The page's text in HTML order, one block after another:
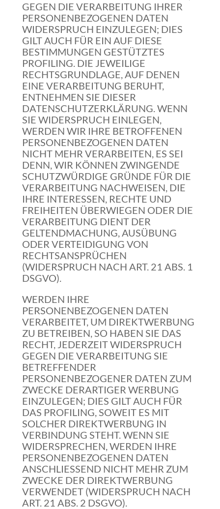
GEGEN DIE VERARBEITUNG IHRER
PERSONENBEZOGENEN DATEN
WIDERSPRUCH EINZULEGEN; DIES
GILT AUCH FÜR EIN AUF DIESE
BESTIMMUNGEN GESTÜTZTES
PROFILING. DIE JEWEILIGE
RECHTSGRUNDLAGE, AUF DENEN
EINE VERARBEITUNG BERUHT,
ENTNEHMEN SIE DIESER
DATENSCHUTZERKLÄRUNG. WENN
SIE WIDERSPRUCH EINLEGEN,
WERDEN WIR IHRE BETROFFENEN
PERSONENBEZOGENEN DATEN
NICHT MEHR VERARBEITEN, ES SEI
DENN, WIR KÖNNEN ZWINGENDE
SCHUTZWÜRDIGE GRÜNDE FÜR DIE
VERARBEITUNG NACHWEISEN, DIE
IHRE INTERESSEN, RECHTE UND
FREIHEITEN ÜBERWIEGEN ODER DIE
VERARBEITUNG DIENT DER
GELTENDMACHUNG, AUSÜBUNG
ODER VERTEIDIGUNG VON
RECHTSANSPRÜCHEN
(WIDERSPRUCH NACH ART. 21 ABS. 1
DSGVO).
WERDEN IHRE
PERSONENBEZOGENEN DATEN
VERARBEITET, UM DIREKTWERBUNG
ZU BETREIBEN, SO HABEN SIE DAS
RECHT, JEDERZEIT WIDERSPRUCH
GEGEN DIE VERARBEITUNG SIE
BETREFFENDER
PERSONENBEZOGENER DATEN ZUM
ZWECKE DERARTIGER WERBUNG
EINZULEGEN; DIES GILT AUCH FÜR
DAS PROFILING, SOWEIT ES MIT
SOLCHER DIREKTWERBUNG IN
VERBINDUNG STEHT. WENN SIE
WIDERSPRECHEN, WERDEN IHRE
PERSONENBEZOGENEN DATEN
ANSCHLIESSEND NICHT MEHR ZUM
ZWECKE DER DIREKTWERBUNG
VERWENDET (WIDERSPRUCH NACH
ART. 21 ABS. 2 DSGVO).